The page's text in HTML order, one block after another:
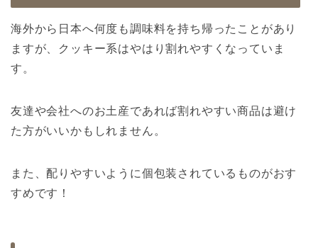
海外から日本へ何度も調味料を持ち帰ったことがあり
ますが、クッキー系はやはり割れやすくなっていま
す。
友達や会社へのお土産であれば割れやすい商品は避け
た方がいいかもしれません。
また、配りやすいように個包装されているものがおす
すめです！